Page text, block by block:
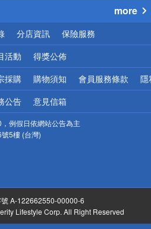
小心！
more
分店資訊 保險服務
活動 得獎公佈
採購 購物須知 會員服務條款 隱
公告 意見信箱
例假日依網站公告為主
5樓 (台灣)
A-122662550-00000-6
Lifestyle Corp. All Right Reserved